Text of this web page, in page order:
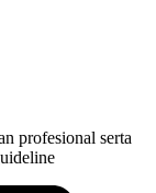
profesional serta